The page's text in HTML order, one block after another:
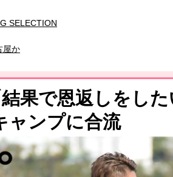
SELECTION
ストワン
出国
果で恩返しをし
ャンプに合流